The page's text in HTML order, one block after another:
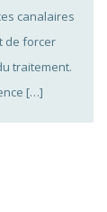
canalaires
de forcer
traitement.
[…]